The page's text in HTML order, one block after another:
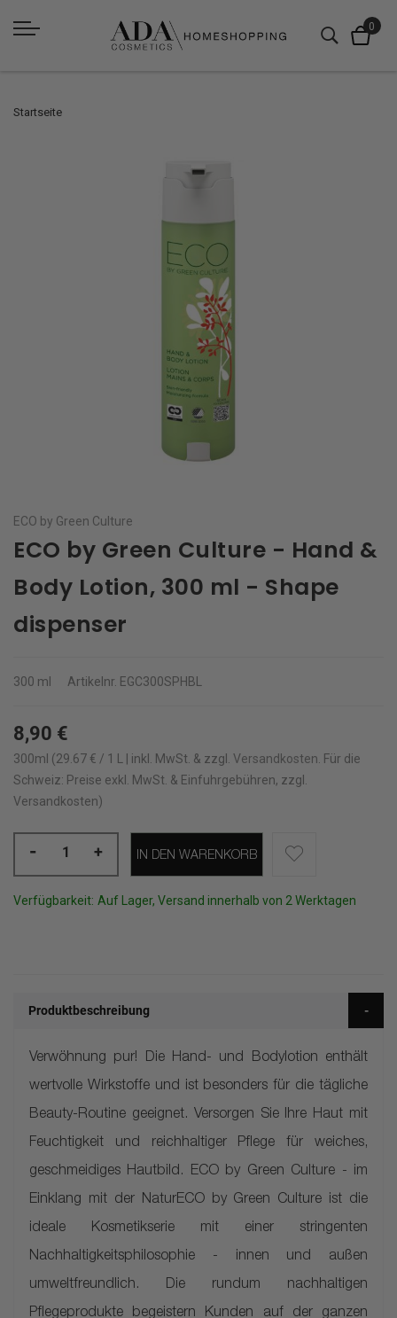
Startseite
ECO by Green Culture
ECO by Green Culture - Hand &
Body Lotion, 300 ml - Shape
dispenser
300 ml Artikelnr. EGC300SPHBL
8,90 €
300ml (29.67 € / 1 L | inkl. MwSt. & zzgl. Versandkosten Für die
Schweiz: Preise exkl. MwSt. & Einfuhrgebühren, zzgl.
Versandkosten)
- + IN DEN WARENKORB
Verfügbarkeit: Auf Lager, Versand innerhalb von 2 Werktagen
Produktbeschreibung
Verwöhnung pur! Die Hand- und Bodylotion enthält
wertvolle Wirkstoffe und ist besonders für die tägliche
Beauty-Routine geeignet. Versorgen Sie Ihre Haut mit
Feuchtigkeit und reichhaltiger Pflege für weiches,
geschmeidiges Hautbild. ECO by Green Culture - im
Einklang mit der NaturECO by Green Culture ist die
ideale Kosmetikserie mit einer stringenten
Nachhaltigkeitsphilosophie - innen und außen
umweltfreundlich. Die rundum nachhaltigen
Pflegeprodukte begeistern Kunden auf der ganzen